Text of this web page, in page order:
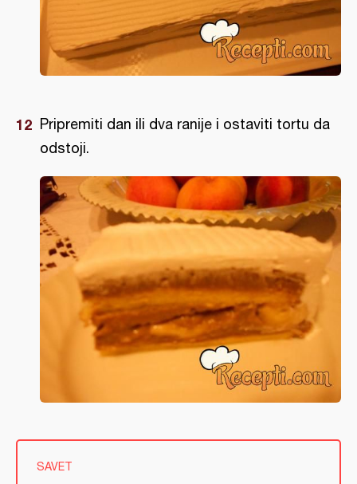
Pripremiti dan ili dva ranije i ostaviti tortu da
odstoji.
SAVET